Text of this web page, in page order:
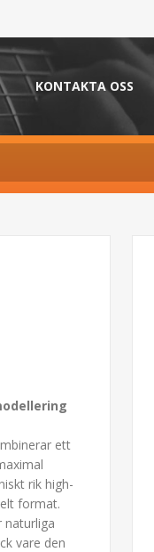
KONTAKTA OSS
ett
rik high-
format.
naturliga
vare den